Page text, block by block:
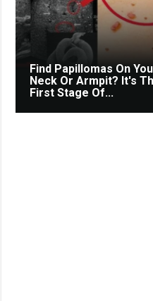
n
i
Find Papillomas On
Neck Or Armpit? It's
First Stage Of...